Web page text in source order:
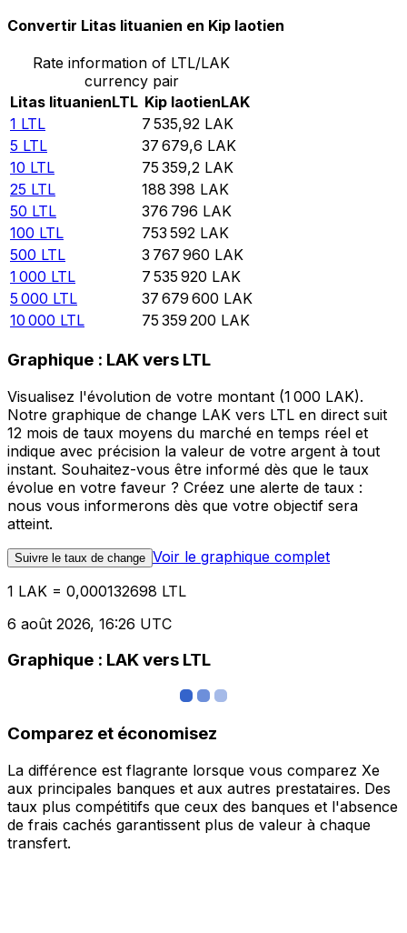
Convertir Litas lituanien en Kip laotien
Rate information of LTL/LAK
currency pair
Litas lituanienLTL Kip laotienLAK
1 LTL 7 535,92 LAK
5 LTL 37 679,6 LAK
10 LTL 75 359,2 LAK
25 LTL 188 398 LAK
50 LTL 376 796 LAK
100 LTL 753 592 LAK
500 LTL 3 767 960 LAK
1 000 LTL 7 535 920 LAK
5 000 LTL 37 679 600 LAK
10 000 LTL 75 359 200 LAK
Graphique : LAK vers LTL
Visualisez l'évolution de votre montant (1 000 LAK).
Notre graphique de change LAK vers LTL en direct suit
12 mois de taux moyens du marché en temps réel et
indique avec précision la valeur de votre argent à tout
instant. Souhaitez-vous être informé dès que le taux
évolue en votre faveur ? Créez une alerte de taux :
nous vous informerons dès que votre objectif sera
atteint.
Suivre le taux de change Voir le graphique complet
1 LAK = 0,000132698 LTL
6 août 2026, 16:26 UTC
Graphique : LAK vers LTL
Comparez et économisez
La différence est flagrante lorsque vous comparez Xe
aux principales banques et aux autres prestataires. Des
taux plus compétitifs que ceux des banques et l'absence
de frais cachés garantissent plus de valeur à chaque
transfert.